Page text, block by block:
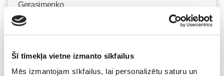
Šī tīmekļa vietne izmanto sīkfailus
Mēs izmantojam sīkfailus, lai personalizētu saturu un
Gerasimenko
Ķermeņa masāža
10.08 11:30-15:30
Izpārdots
Nodarbības citā laikā